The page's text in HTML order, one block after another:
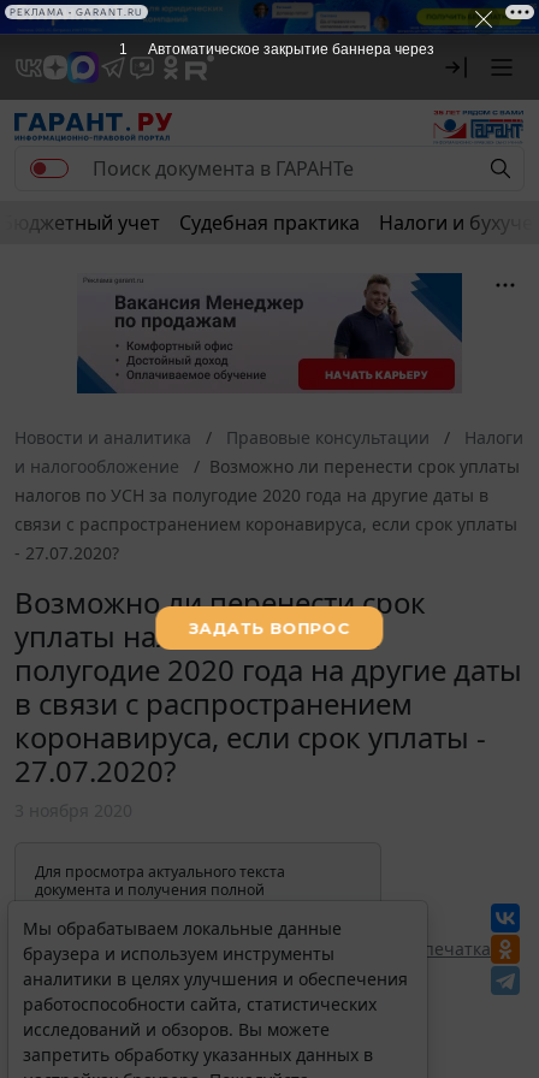
Бюджетный учет Судебная практика Налоги и
Новости и аналитика Правовые консультации
Налоги
и налогообложение
Возможно ли перенести срок уплаты
налогов по УСН за полугодие 2020 года на другие даты в
связи с распространением коронавируса, если срок уплаты
- 27.07.2020?
Возможно ли перенести срок
уплаты налогов по УСН за
полугодие 2020 года на другие даты
в связи с распространением
коронавируса, если срок уплаты -
27.07.2020?
Для просмотра актуального текста
документа и получения полной
изменениях и порядке применения
документа, воспользуйтесь поиском в
Интернет-версии системы ГАРАНТ:
Перепечатка
Мы обрабатываем локальные данные
браузера и используем инструменты
аналитики в целях улучшения и обеспечения
работоспособности сайта, статистических
исследований и обзоров. Вы можете
запретить обработку указанных данных в
1 Автоматическое закрытие баннера через
РЕКЛАМА • GARANT.RU